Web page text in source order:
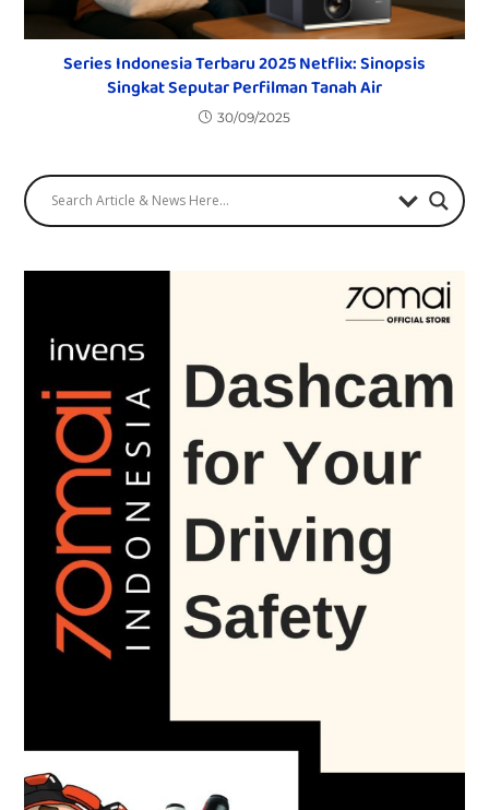
Series Indonesia Terbaru 2025 Netflix: Sinopsis
Singkat Seputar Perfilman Tanah Air
30/09/2025